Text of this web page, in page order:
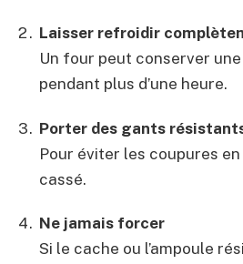
Laisser refroidir
Un four peut conserver
pendant plus d’une heure.
Porter des gants
Pour éviter les coupures
cassé.
Ne jamais forcer
Si le cache ou l’ampoule